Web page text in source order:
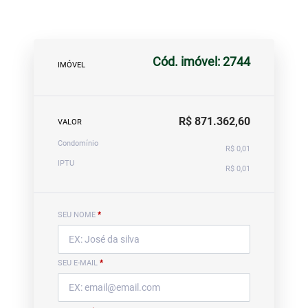
IMÓVEL Cód. imóvel: 2744
VALOR R$ 871.362,60
Condomínio
R$ 0,01
IPTU
R$ 0,01
SEU NOME *
SEU E-MAIL *